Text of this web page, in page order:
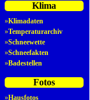
Klima
»Klimadaten
»Temperaturarchiv
»Schneewette
»Schneefakten
»Badestellen
Fotos
»Hausfotos